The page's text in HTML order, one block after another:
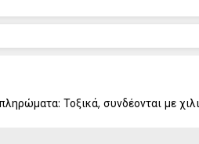
Τοξικά, συνδέονται με